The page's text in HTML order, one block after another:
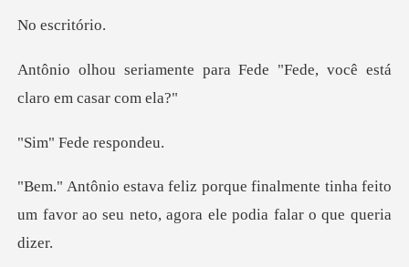
critó
para Fede "Fede, você est
ede res
mente tinha feito
um favor ao seu neto,